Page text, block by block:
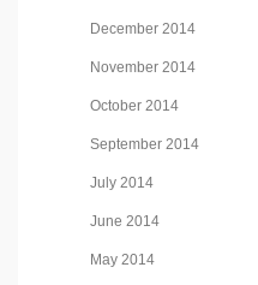
December 2014
November 2014
October 2014
September 2014
July 2014
June 2014
May 2014